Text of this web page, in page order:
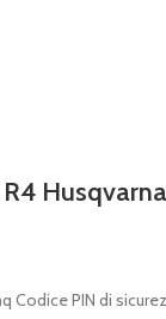
Husqvarna
Codice PIN di